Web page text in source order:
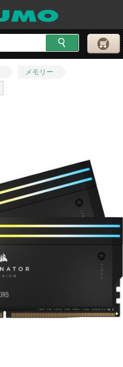
メモリー